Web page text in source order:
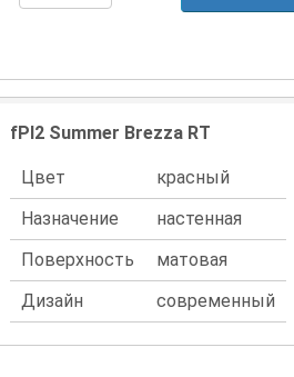
fPI2 Summer Brezza RT
Цвет
красный
Назначение
настенная
Поверхность
матовая
Дизайн
современный